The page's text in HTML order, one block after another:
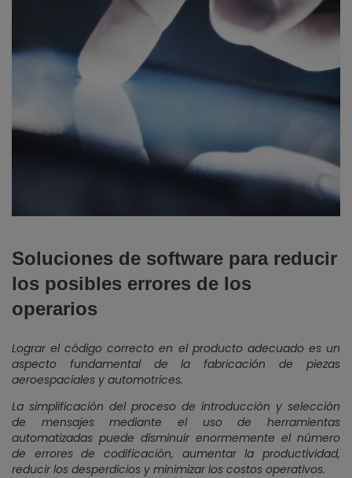
Soluciones de software para reducir
los posibles errores de los
operarios
Lograr el código correcto en el producto adecuado es un
aspecto fundamental de la fabricación de piezas
aeroespaciales y automotrices.
La simplificación del proceso de introducción y selección
de mensajes mediante el uso de herramientas
automatizadas puede disminuir enormemente el número
de errores de codificación, aumentar la productividad,
reducir los desperdicios y minimizar los costos operativos.